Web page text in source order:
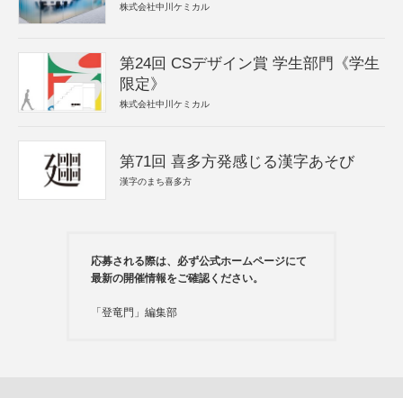
株式会社中川ケミカル
第24回 CSデザイン賞 学生部門《学生
限定》
株式会社中川ケミカル
第71回 喜多方発感じる漢字あそび
漢字のまち喜多方
応募される際は、必ず公式ホームページにて
最新の開催情報をご確認ください。
「登竜門」編集部